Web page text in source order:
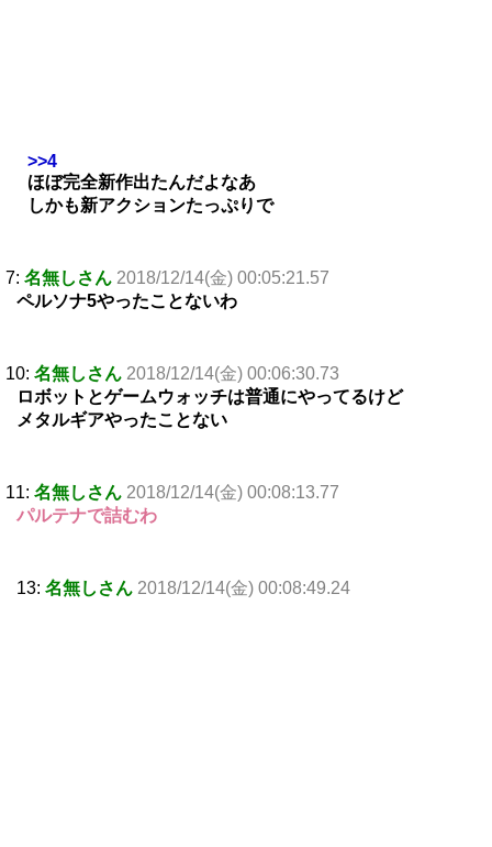
>>4
ほぼ完全新作出たんだよなあ
しかも新アクションたっぷりで
7: 名無しさん 2018/12/14(金) 00:05:21.57
ペルソナ5やったことないわ
10: 名無しさん 2018/12/14(金) 00:06:30.73
ロボットとゲームウォッチは普通にやってるけど
メタルギアやったことない
11: 名無しさん 2018/12/14(金) 00:08:13.77
パルテナで詰むわ
13: 名無しさん 2018/12/14(金) 00:08:49.24